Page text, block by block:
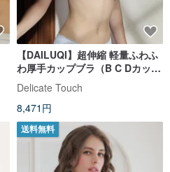
【DAILUQI】超伸縮 軽量ふわふ
わ厚手カップブラ（B C Dカッ
プ）/ クラウドブルー
Delicate Touch
8,471円
送料無料